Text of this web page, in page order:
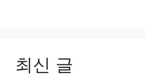
최신 글